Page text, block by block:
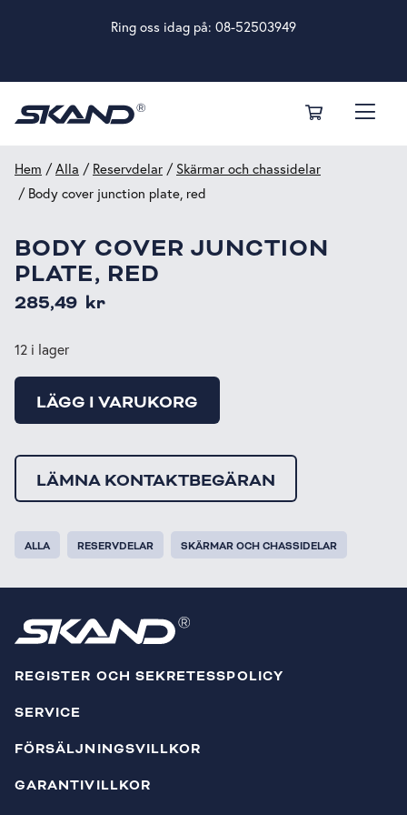
Ring oss idag på: 08-52503949
Hem /Alla / Reservdelar / Skärmar och chassidelar
/ Body cover junction plate, red
BODY COVER JUNCTION
PLATE, RED
285,49 kr
12 i lager
LÄGG I VARUKORG
LÄMNA KONTAKTBEGÄRAN
ALLA RESERVDELAR SKÄRMAR OCH CHASSIDELAR
REGISTER OCH SEKRETESSPOLICY
SERVICE
FÖRSÄLJNINGSVILLKOR
GARANTIVILLKOR